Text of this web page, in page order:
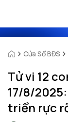
Cửa Sổ BĐS
Tử vi 12
17/8/
triển rực